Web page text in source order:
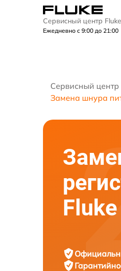
Сервисный центр Fluke
Ежедневно с 9:00 до 21:00
Сервисный центр
Замена шнура